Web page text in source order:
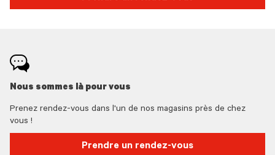
Nous sommes là pour vous
Prenez rendez-vous dans l'un de nos magasins près de chez
vous !
Prendre un rendez-vous